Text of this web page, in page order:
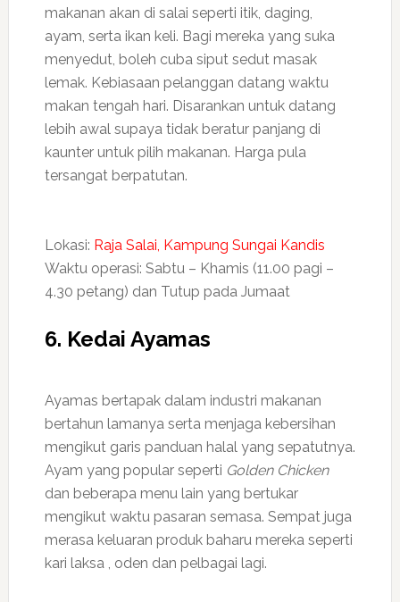
makanan akan di salai seperti itik, daging,
ayam, serta ikan keli. Bagi mereka yang suka
menyedut, boleh cuba siput sedut masak
lemak. Kebiasaan pelanggan datang waktu
makan tengah hari. Disarankan untuk datang
lebih awal supaya tidak beratur panjang di
kaunter untuk pilih makanan. Harga pula
tersangat berpatutan.
Lokasi: Raja Salai, Kampung Sungai Kandis
Waktu operasi: Sabtu – Khamis (11.00 pagi –
4.30 petang) dan Tutup pada Jumaat
6. Kedai Ayamas
Ayamas bertapak dalam industri makanan
bertahun lamanya serta menjaga kebersihan
mengikut garis panduan halal yang sepatutnya.
Ayam yang popular seperti Golden Chicken
dan beberapa menu lain yang bertukar
mengikut waktu pasaran semasa. Sempat juga
merasa keluaran produk baharu mereka seperti
kari laksa , oden dan pelbagai lagi.